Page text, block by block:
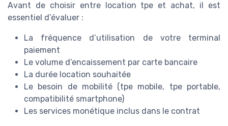
Avant de choisir entre location tpe et achat, il est
essentiel d’évaluer :
La fréquence d’utilisation de votre terminal
paiement
Le volume d’encaissement par carte bancaire
La durée location souhaitée
Le besoin de mobilité (tpe mobile, tpe portable,
compatibilité smartphone)
Les services monétique inclus dans le contrat